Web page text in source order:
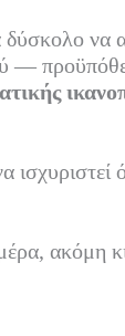
δύσκολο να
—
ακόμη